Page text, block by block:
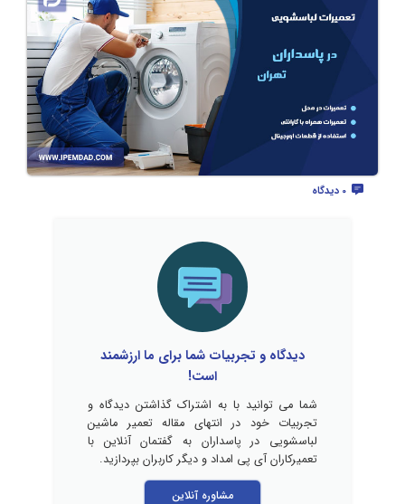
دیدگاه و تجربیات شما برای ما ارزشمند
است!
شما می توانید با به اشتراک گذاشتن دیدگاه و
تجربیات خود در انتهای مقاله تعمیر ماشین
لباسشویی در پاسداران به گفتمان آنلاین با
تعمیرکاران آی پی امداد و دیگر کاربران بپردازید.
مشاوره آنلاین